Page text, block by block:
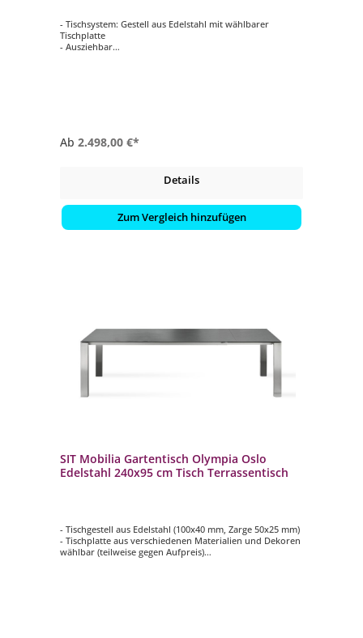
- Tischsystem: Gestell aus Edelstahl mit wählbarer
Tischplatte
- Ausziehbar
Ab 2.498,00 €*
Details
Zum Vergleich hinzufügen
SIT Mobilia Gartentisch Olympia Oslo
Edelstahl 240x95 cm Tisch Terrassentisch
- Tischgestell aus Edelstahl (100x40 mm, Zarge 50x25 mm)
- Tischplatte aus verschiedenen Materialien und Dekoren
wählbar (teilweise gegen Aufpreis)